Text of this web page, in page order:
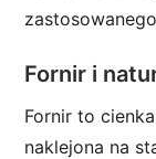
Fornir i
Fornir to
naklejona na